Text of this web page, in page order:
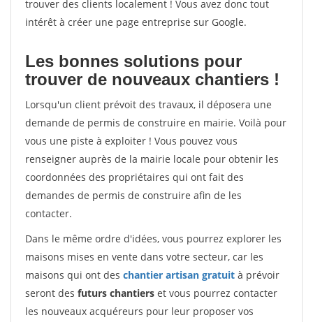
trouver des clients localement ! Vous avez donc tout
intérêt à créer une page entreprise sur Google.
Les bonnes solutions pour
trouver de nouveaux chantiers !
Lorsqu'un client prévoit des travaux, il déposera une
demande de permis de construire en mairie. Voilà pour
vous une piste à exploiter ! Vous pouvez vous
renseigner auprès de la mairie locale pour obtenir les
coordonnées des propriétaires qui ont fait des
demandes de permis de construire afin de les
contacter.
Dans le même ordre d'idées, vous pourrez explorer les
maisons mises en vente dans votre secteur, car les
maisons qui ont des chantier artisan gratuit à prévoir
seront des futurs chantiers et vous pourrez contacter
les nouveaux acquéreurs pour leur proposer vos